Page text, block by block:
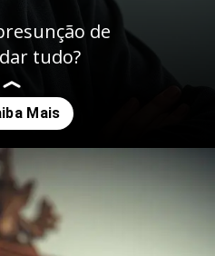
de
tudo?